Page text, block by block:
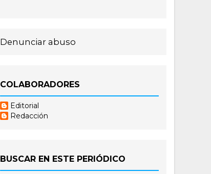
Denunciar abuso
COLABORADORES
Editorial
Redacción
BUSCAR EN ESTE PERIÓDICO